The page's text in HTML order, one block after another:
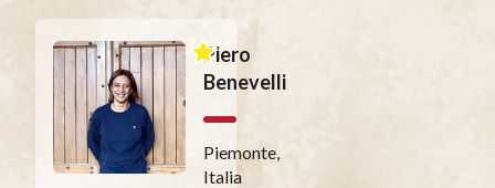
Piero
Benevelli
Piemonte,
Italia